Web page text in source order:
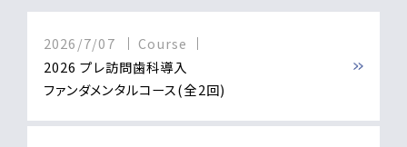
2026/7/07
Course
2026 プレ訪問歯科導入
ファンダメンタルコース(全2回)